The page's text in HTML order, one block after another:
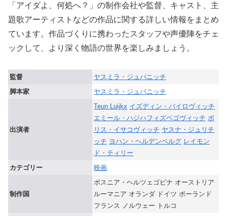
「アイダよ、何処へ？」の制作会社や監督、キャスト、主
題歌アーティストなどの作品に関する詳しい情報をまとめ
ています。作品づくりに携わったスタッフや声優陣をチェ
ックして、より深く物語の世界を楽しみましょう。
監督
ヤスミラ・ジュバニッチ
脚本家
ヤスミラ・ジュバニッチ
出演者
Teun Luijkx イズディン・バイロヴィッチ
エミール・ハジハフィズベゴヴィッチ ボ
リス・イサコヴィッチ ヤスナ・ジュリチ
ッチ ヨハン・ヘルデンベルグ レイモン
ド・ティリー
カテゴリー
映画
制作国
ボスニア・ヘルツェゴビナ オーストリア
ルーマニア オランダ ドイツ ポーランド
フランス ノルウェー トルコ